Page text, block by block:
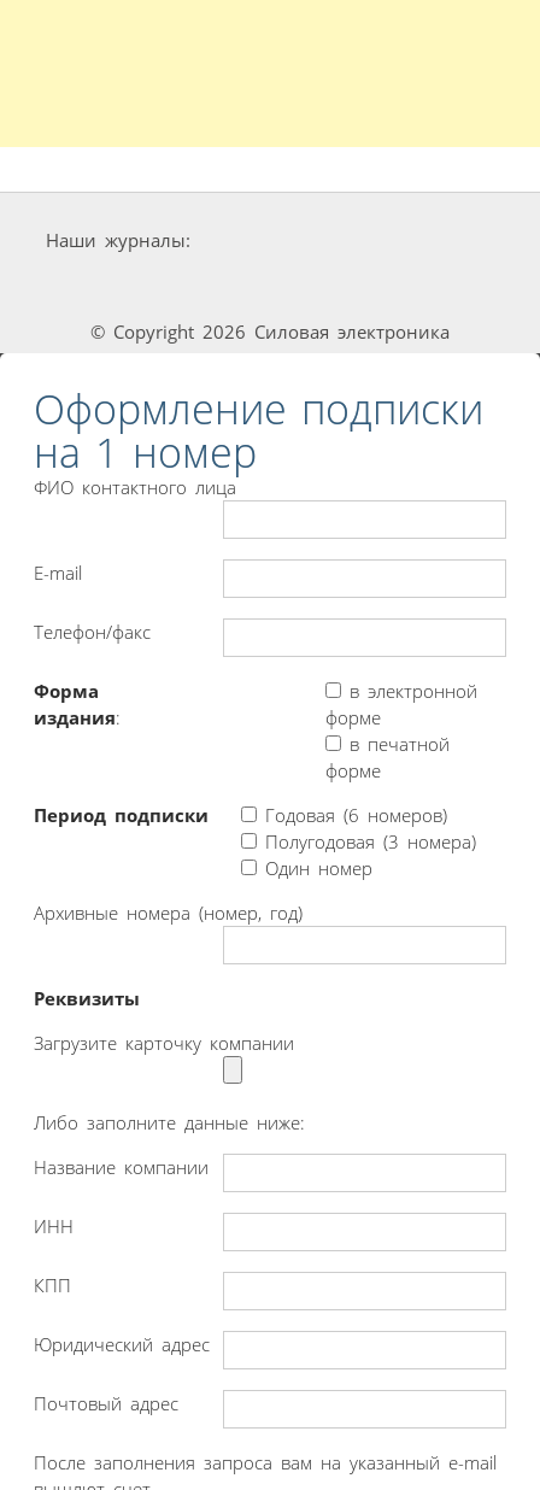
Наши журналы:
© Copyright 2026 Силовая электроника
Оформление подписки
на 1 номер
ФИО контактного лица
E-mail
Телефон/факс
Форма
издания:
в электронной
форме
в печатной
форме
Период подписки
Годовая (6 номеров)
Полугодовая (3 номера)
Один номер
Архивные номера (номер, год)
Реквизиты
Загрузите карточку компании
Либо заполните данные ниже:
Название компании
ИНН
КПП
Юридический адрес
Почтовый адрес
После заполнения запроса вам на указанный e-mail